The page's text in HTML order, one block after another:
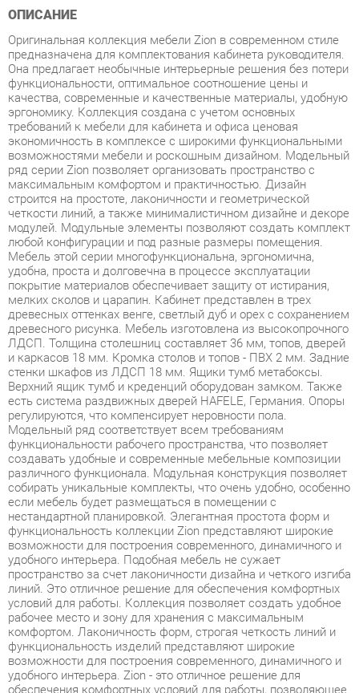
предназначена для комплектования кабинета руководителя.
Она предлагает необычные интерьерные решения без потери
функциональности, оптимальное соотношение цены и
качества, современные и качественные материалы, удобную
эргономику. Коллекция создана с учетом основных
требований к мебели для кабинета и офиса ценовая
экономичность в комплексе с широкими функциональными
возможностями мебели и роскошным дизайном. Модельный
ряд серии Zion позволяет организовать пространство с
максимальным комфортом и практичностью. Дизайн
строится на простоте, лаконичности и геометрической
четкости линий, а также минималистичном дизайне и декоре
модулей. Модульные элементы позволяют создать комплект
любой конфигурации и под разные размеры помещения.
Мебель этой серии многофункциональна, эргономична,
удобна, проста и долговечна в процессе эксплуатации
покрытие материалов обеспечивает защиту от истирания,
мелких сколов и царапин. Кабинет представлен в трех
древесных оттенках венге, светлый дуб и орех с сохранением
древесного рисунка. Мебель изготовлена из высокопрочного
ЛДСП. Толщина столешниц составляет 36 мм, топов, дверей
и каркасов 18 мм. Кромка столов и топов - ПВХ 2 мм. Задние
стенки шкафов из ЛДСП 18 мм. Ящики тумб метабоксы.
Верхний ящик тумб и креденций оборудован замком. Также
есть система раздвижных дверей HAFELE, Германия. Опоры
регулируются, что компенсирует неровности пола.
Модельный ряд соответствует всем требованиям
функциональности рабочего пространства, что позволяет
создавать удобные и современные мебельные композиции
различного функционала. Модульная конструкция позволяет
собирать уникальные комплекты, что очень удобно, особенно
если мебель будет размещаться в помещении с
нестандартной планировкой. Элегантная простота форм и
функциональность коллекции Zion представляют широкие
возможности для построения современного, динамичного и
удобного интерьера. Подобная мебель не сужает
пространство за счет лаконичности дизайна и четкого изгиба
линий. Это отличное решение для обеспечения комфортных
условий для работы. Коллекция позволяет создать удобное
рабочее место и зону для хранения с максимальным
комфортом. Лаконичность форм, строгая четкость линий и
функциональность изделий представляют широкие
возможности для построения современного, динамичного и
удобного интерьера. Zion - это отличное решение для
обеспечения комфортных условий для работы, позволяющее
оптимизировать пространство без ущерба для
функциональности и удобства. Широкая база элементов
позволит создать полноценный гарнитур, отвечающий всем
требованиям, как по габаритам, так и функционалу.
Фурнитура обеспечивает возможность многократной сборки.